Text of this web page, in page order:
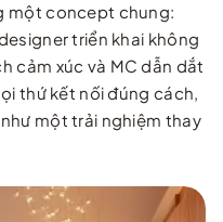
một concept chung:
triển khai không
cảm xúc và MC dẫn dắt
thứ kết nối đúng cách,
một trải nghiệm thay